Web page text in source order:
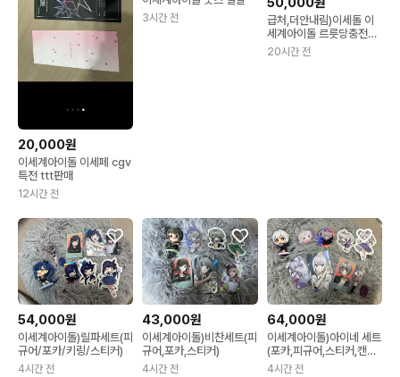
20,000원
이세계아이돌 이세페 cgv
특전 ttt판매
12시간 전
3시간 전
급처,더안내림)이세돌 이
세계아이돌 르릇당충전소
주르르 커피차 주르르 생
일카페 주생카
20시간 전
54,000원
이세계아이돌)릴파세트(피
규어/포카/키링/스티커)
4시간 전
43,000원
이세계아이돌)비찬세트(피
규어,포카,스티커)
4시간 전
64,000원
이세계아이돌)아이네 세트
(포카,피규어,스티커,캔뱃
지)
4시간 전